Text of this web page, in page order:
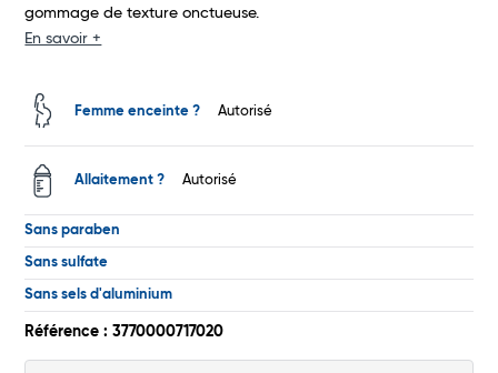
Commander
gommage de texture onctueuse.
En savoir +
Femme enceinte ? Autorisé
Allaitement ? Autorisé
Sans paraben
Sans sulfate
Sans sels d'aluminium
Référence : 3770000717020